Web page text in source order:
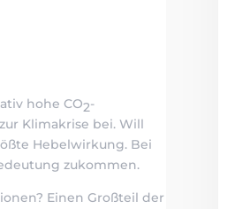
hohe CO2-
Klimakrise bei. Will
Hebelwirkung. Bei
zukommen.
Einen Großteil der